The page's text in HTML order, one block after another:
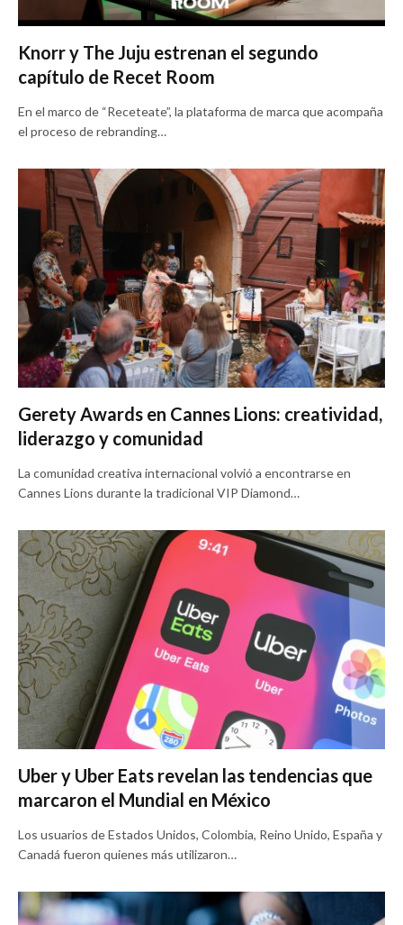
Knorr y The Juju estrenan el segundo
capítulo de Recet Room
En el marco de “Receteate”, la plataforma de marca que acompaña
el proceso de rebranding…
Gerety Awards en Cannes Lions: creatividad,
liderazgo y comunidad
La comunidad creativa internacional volvió a encontrarse en
Cannes Lions durante la tradicional VIP Diamond…
Uber y Uber Eats revelan las tendencias que
marcaron el Mundial en México
Los usuarios de Estados Unidos, Colombia, Reino Unido, España y
Canadá fueron quienes más utilizaron…